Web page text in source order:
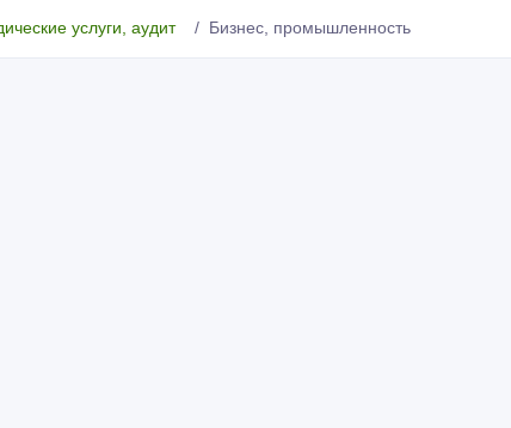
услуги, аудит Бизнес, промышленность